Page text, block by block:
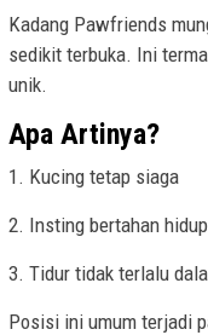
Kadang Pawfriends
sedikit terbuka. Ini
unik.
Apa Artinya?
1. Kucing tetap siaga
2. Insting bertahan
3. Tidur tidak terlalu
Posisi ini umum terjadi